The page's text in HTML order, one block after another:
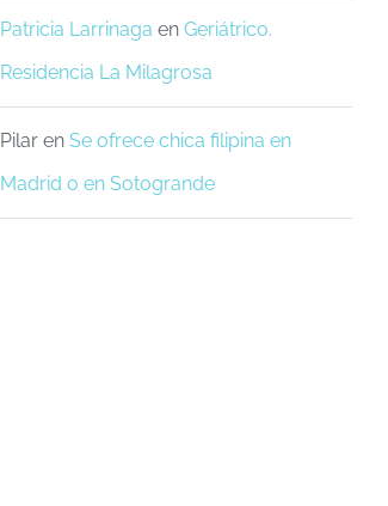
Patricia Larrinaga en Geriátrico.
Residencia La Milagrosa
Pilaren Se ofrece chica filipina en
Madrid o en Sotogrande